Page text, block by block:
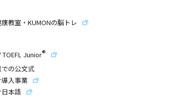
教室・KUMONの脳トレ
TOEFL Junior®
の公文式
入事業
本語